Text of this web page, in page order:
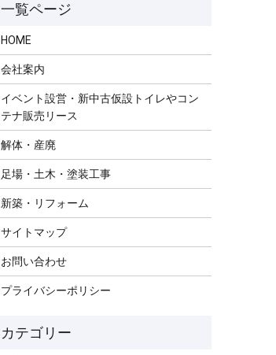
HOME
会社案内
イベント設営・新中古仮設トイレやコン
テナ販売リース
解体・産廃
足場・土木・塗装工事
新築・リフォーム
サイトマップ
お問い合わせ
プライバシーポリシー